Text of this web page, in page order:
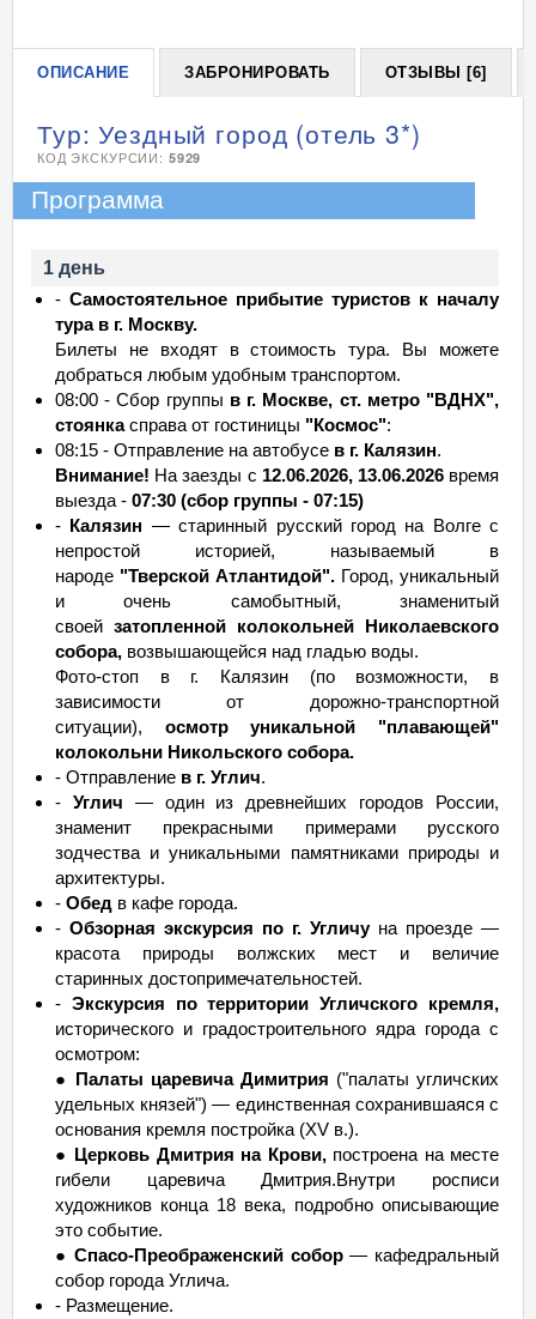
06.01.27 Ср - 07.01 Чт
08.01.27 Пт - 09.01 Сб 12 790
ОПИСАНИЕ ЗАБРОНИРОВАТЬ ОТЗЫВЫ [6]
Тур: Уездный город (отель 3*)
КОД ЭКСКУРСИИ: 5929
Программа
1 день
- Самостоятельное прибытие туристов к началу
тура в г. Москву.
Билеты не входят в стоимость тура. Вы можете
добраться любым удобным транспортом.
08:00 - Сбор группы в г. Москве, ст. метро "ВДНХ",
стоянкасправа от гостиницы "Космос":
08:15 - Отправление на автобусе в г. Калязин.
Внимание! На заезды с 12.06.2026, 13.06.2026время
выезда - 07:30 (сбор группы - 07:15)
- Калязин — старинный русский город на Волге с
непростой историей, называемый в
народе "Тверской Атлантидой". Город, уникальный
и очень самобытный, знаменитый
своей затопленной колокольней Николаевского
собора, возвышающейся над гладью воды.
Фото-стоп в г. Калязин (по возможности, в
зависимости от дорожно-транспортной
ситуации), осмотр уникальной "плавающей"
колокольни Никольского собора.
- Отправление в г. Углич.
- Углич — один из древнейших городов России,
знаменит прекрасными примерами русского
зодчества и уникальными памятниками природы и
архитектуры.
- Обед в кафе города.
- Обзорная экскурсия по г. Угличуна проезде —
красота природы волжских мест и величие
старинных достопримечательностей.
- Экскурсия по территории Угличского кремля,
исторического и градостроительного ядра города с
осмотром:
● Палаты царевича Димитрия ("палаты угличских
удельных князей") — единственная сохранившаяся с
основания кремля постройка (XV в.).
● Церковь Дмитрия на Крови, построена на месте
гибели царевича Дмитрия.Внутри росписи
художников конца 18 века, подробно описывающие
это событие.
●Спасо-Преображенский собор— кафедральный
собор города Углича.
- Размещение.